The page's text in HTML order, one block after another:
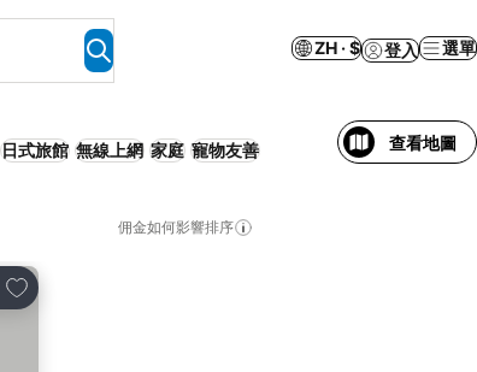
ZH · $ 登入 選單
日式旅館 無線上網 家庭 寵物友善 查看地圖
佣金如何影響排序
加入我的最愛